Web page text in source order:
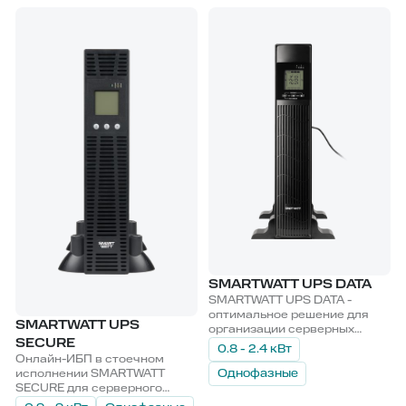
SMARTWATT UPS
SECURE
Онлайн-ИБП в стоечном
исполнении SMARTWATT
SECURE для серверного
оборудования и дата-
SMARTWATT UPS DATA
SMARTWATT UPS DATA -
оптимальное решение для
организации серверных
начального уровня и
обеспечения бесперебойным
питанием периферийного
оборудования.
0.8 - 2.4 кВт
Однофазные